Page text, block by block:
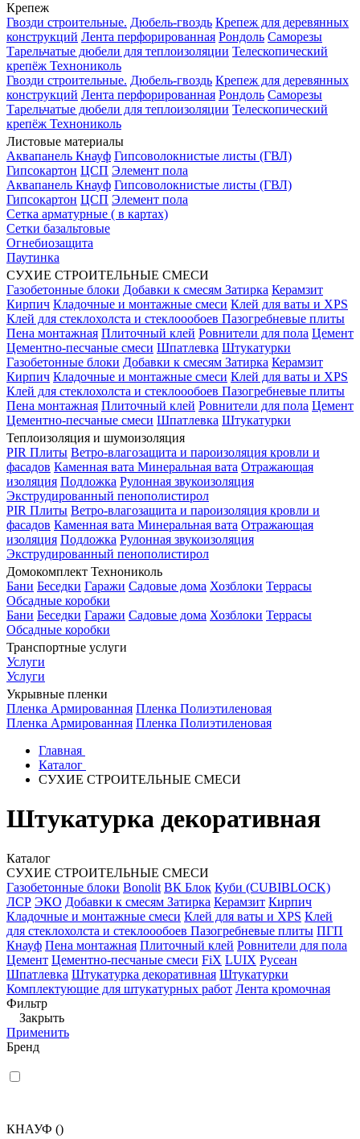
Крепеж
Гвозди строительные. Дюбель-гвоздь Крепеж для деревянных
конструкций Лента перфорированная Рондоль Саморезы
Тарельчатые дюбели для теплоизоляции Телескопический
крепёж Технониколь
Гвозди строительные. Дюбель-гвоздь Крепеж для деревянных
конструкций Лента перфорированная Рондоль Саморезы
Тарельчатые дюбели для теплоизоляции Телескопический
крепёж Технониколь
Листовые материалы
Аквапанель Кнауф Гипсоволокнистые листы (ГВЛ)
Гипсокартон ЦСП Элемент пола
Аквапанель Кнауф Гипсоволокнистые листы (ГВЛ)
Гипсокартон ЦСП Элемент пола
Сетка арматурные ( в картах)
Сетки базальтовые
Огнебиозащита
Паутинка
СУХИЕ СТРОИТЕЛЬНЫЕ СМЕСИ
Газобетонные блоки Добавки к смесям Затирка Керамзит
Кирпич Кладочные и монтажные смеси Клей для ваты и XPS
Клей для стеклохолста и стеклоообоев Пазогребневые плиты
Пена монтажная Плиточный клей Ровнители для пола Цемент
Цементно-песчаные смеси Шпатлевка Штукатурки
Газобетонные блоки Добавки к смесям Затирка Керамзит
Кирпич Кладочные и монтажные смеси Клей для ваты и XPS
Клей для стеклохолста и стеклоообоев Пазогребневые плиты
Пена монтажная Плиточный клей Ровнители для пола Цемент
Цементно-песчаные смеси Шпатлевка Штукатурки
Теплоизоляция и шумоизоляция
PIR Плиты Ветро-влагозащита и пароизоляция кровли и
фасадов Каменная вата Минеральная вата Отражающая
изоляция Подложка Рулонная звукоизоляция
Экструдированный пенополистирол
PIR Плиты Ветро-влагозащита и пароизоляция кровли и
фасадов Каменная вата Минеральная вата Отражающая
изоляция Подложка Рулонная звукоизоляция
Экструдированный пенополистирол
Домокомплект Технониколь
Бани Беседки Гаражи Садовые дома Хозблоки Террасы
Обсадные коробки
Бани Беседки Гаражи Садовые дома Хозблоки Террасы
Обсадные коробки
Транспортные услуги
Услуги
Услуги
Укрывные пленки
Пленка Армированная Пленка Полиэтиленовая
Пленка Армированная Пленка Полиэтиленовая
Главная
Каталог
СУХИЕ СТРОИТЕЛЬНЫЕ СМЕСИ
Штукатурка декоративная
Каталог
СУХИЕ СТРОИТЕЛЬНЫЕ СМЕСИ
Газобетонные блоки Bonolit ВК Блок Куби (CUBIBLOCK)
ЛСР ЭКО Добавки к смесям Затирка Керамзит Кирпич
Кладочные и монтажные смеси Клей для ваты и XPS Клей
для стеклохолста и стеклоообоев Пазогребневые плиты ПГП
Кнауф Пена монтажная Плиточный клей Ровнители для пола
Цемент Цементно-песчаные смеси FiX LUIX Русеан
Шпатлевка Штукатурка декоративная Штукатурки
Комплектующие для штукатурных работ Лента кромочная
Фильтр
Закрыть
Применить
Бренд
КНАУФ ()